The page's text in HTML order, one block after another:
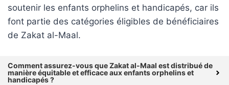
soutenir les enfants orphelins et handicapés, car ils
font partie des catégories éligibles de bénéficiaires
de Zakat al-Maal.
Comment assurez-vous que Zakat al-Maal est distribué de
manière équitable et efficace aux enfants orphelins et
handicapés ?